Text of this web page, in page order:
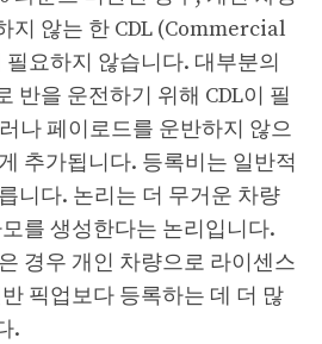
지 않는 한 CDL (Commercial
요하지 않습니다. 대부분의
반을 운전하기 위해 CDL이 필
나 페이로드를 운반하지 않으
추가됩니다. 등록비는 일반적
니다. 논리는 더 무거운 차량
를 생성한다는 논리입니다.
경우 개인 차량으로 라이센스
픽업보다 등록하는 데 더 많
.